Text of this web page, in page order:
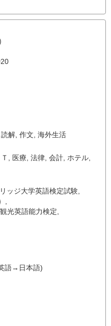
読解 作文 海外生活
Ｔ 医療 法律 会計 ホテル
ッジ大学英語検定試験
観光英語能力検定
語→日本語)